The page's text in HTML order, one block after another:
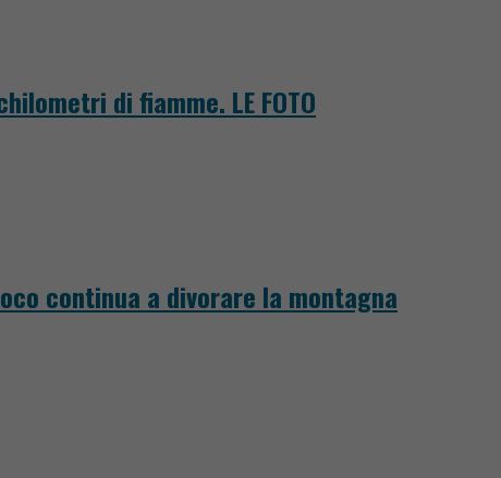
di fiamme. LE FOTO
continua a divorare la montagna